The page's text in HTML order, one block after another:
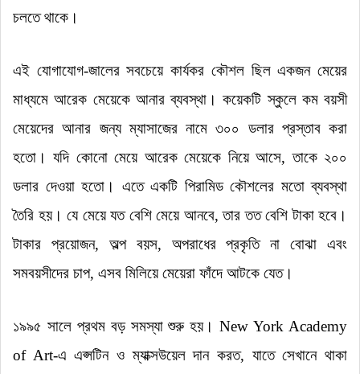
চলতে থাকে ।
এই যোগাযোগ-জালের সবচেয়ে কার্যকর কৌশল ছিল একজন মেয়ের
মাধ্যমে আরেক মেয়েকে আনার ব্যবস্থা ।কয়েকটি স্কুলে কম বয়সী
মেয়েদের আনার জন্য ম্যাসাজের নামে ৩০০ ডলার প্রস্তাব করা
হতো ।যদি কোনো মেয়ে আরেক মেয়েকে নিয়ে আসে, তাকে ২০০
ডলার দেওয়া হতো । এতে একটি পিরামিড কৌশলের মতো ব্যবস্থা
তৈরি হয়। যে মেয়ে যত বেশি মেয়ে আনবে, তার তত বেশি টাকা হবে ।
টাকার প্রয়োজন, অল্প বয়স, অপরাধের প্রকৃতি না বোঝা এবং
সমবয়সীদের চাপ, এসব মিলিয়ে মেয়েরা ফাঁদে আটকে যেত।
১৯৯৫ সালে প্রথম বড় সমস্যা শুরু হয়।New York Academy
of Art-এ এপ্সটিন ও ম্যাক্সউয়েল দান করত, যাতে সেখানে থাকা